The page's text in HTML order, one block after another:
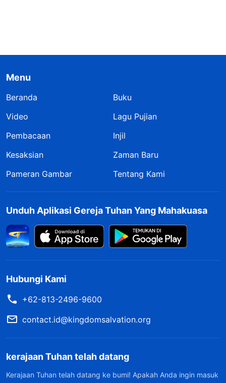
Menu
Beranda
Buku
Video
Lagu Pujian
Pembacaan
Injil
Kesaksian
Zaman Baru
Pameran Gambar
Tentang Kami
Unduh Aplikasi Gereja Tuhan Yang Mahakuasa
Hubungi Kami
+62-813-2496-9600
contact.id@kingdomsalvation.org
kerajaan Tuhan telah datang
Kerajaan Tuhan telah datang ke bumi! Apakah Anda ingin masuk